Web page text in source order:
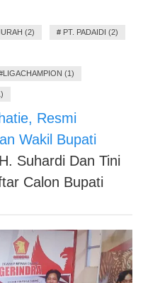
(2) # PT. PADAIDI (2)
(1)
Resmi
Wakil Bupati
H. Suhardi Dan Tini
Calon Bupati